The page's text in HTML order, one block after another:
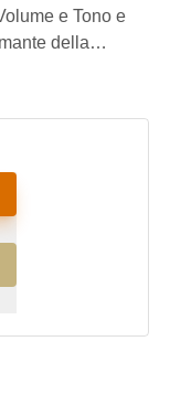
e Tono e
della